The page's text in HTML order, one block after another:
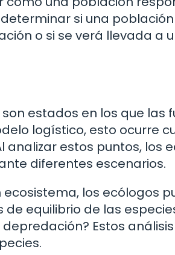
si una población
o si se verá llevada a
estados en los que las
logístico, esto ocurre
estos puntos, los
diferentes escenarios.
los ecólogos
equilibrio de las
Estos